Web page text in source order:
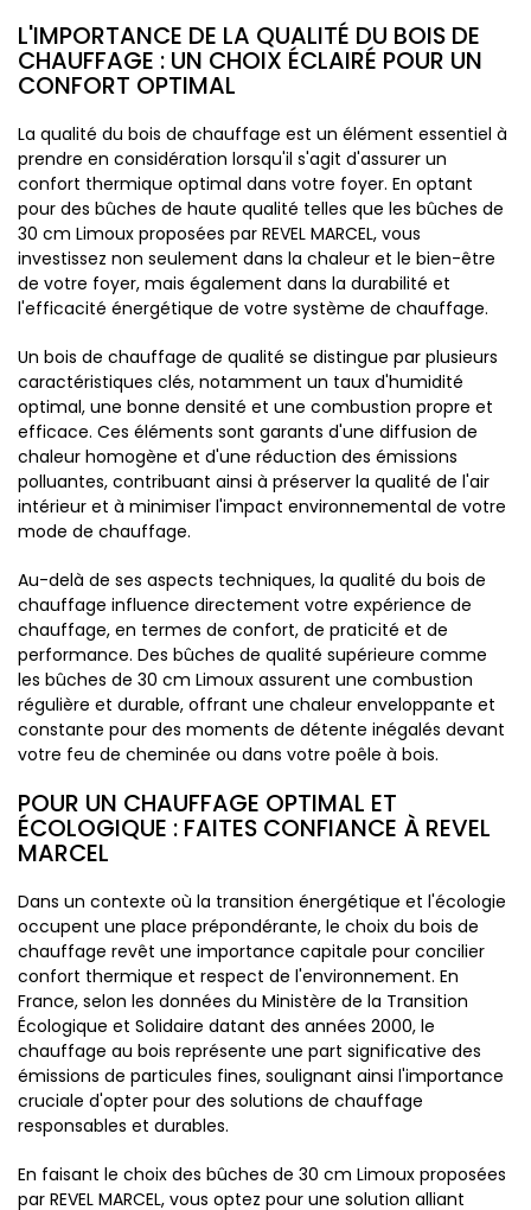
L'IMPORTANCE DE LA QUALITÉ DU BOIS DE
CHAUFFAGE : UN CHOIX ÉCLAIRÉ POUR UN
CONFORT OPTIMAL
La qualité du bois de chauffage est un élément essentiel à
prendre en considération lorsqu'il s'agit d'assurer un
confort thermique optimal dans votre foyer. En optant
pour des bûches de haute qualité telles que les bûches de
30 cm Limoux proposées par REVEL MARCEL, vous
investissez non seulement dans la chaleur et le bien-être
de votre foyer, mais également dans la durabilité et
l'efficacité énergétique de votre système de chauffage.
Un bois de chauffage de qualité se distingue par plusieurs
caractéristiques clés, notamment un taux d'humidité
optimal, une bonne densité et une combustion propre et
efficace. Ces éléments sont garants d'une diffusion de
chaleur homogène et d'une réduction des émissions
polluantes, contribuant ainsi à préserver la qualité de l'air
intérieur et à minimiser l'impact environnemental de votre
mode de chauffage.
Au-delà de ses aspects techniques, la qualité du bois de
chauffage influence directement votre expérience de
chauffage, en termes de confort, de praticité et de
performance. Des bûches de qualité supérieure comme
les bûches de 30 cm Limoux assurent une combustion
régulière et durable, offrant une chaleur enveloppante et
constante pour des moments de détente inégalés devant
votre feu de cheminée ou dans votre poêle à bois.
POUR UN CHAUFFAGE OPTIMAL ET
ÉCOLOGIQUE : FAITES CONFIANCE À REVEL
MARCEL
Dans un contexte où la transition énergétique et l'écologie
occupent une place prépondérante, le choix du bois de
chauffage revêt une importance capitale pour concilier
confort thermique et respect de l'environnement. En
France, selon les données du Ministère de la Transition
Écologique et Solidaire datant des années 2000, le
chauffage au bois représente une part significative des
émissions de particules fines, soulignant ainsi l'importance
cruciale d'opter pour des solutions de chauffage
responsables et durables.
En faisant le choix des bûches de 30 cm Limoux proposées
par REVEL MARCEL, vous optez pour une solution alliant